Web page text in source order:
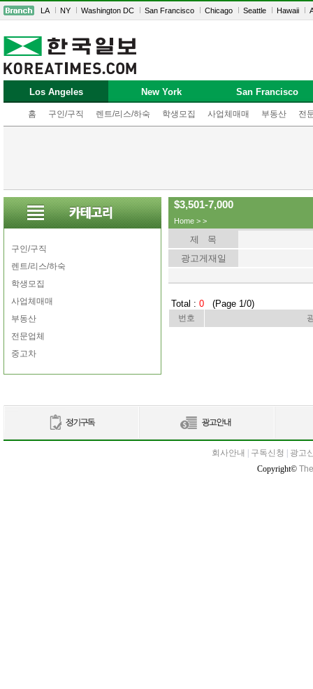
LA NY Washington DC San Francisco Chicago Seattle Hawaii
Los Angeles
홈 구인/구직 렌트/리스/하숙 학생모집 사업체매매 부동산 전
New York San Francisco
구인/구직
렌트/리스/하숙
학생모집
사업체매매
부동산
전문업체
중고차
$3,501-7,000
Home > >
제 목
광고게재일
Total : 0 (Page 1/0)
번호
회사안내 구독신청
광고
Copyright©